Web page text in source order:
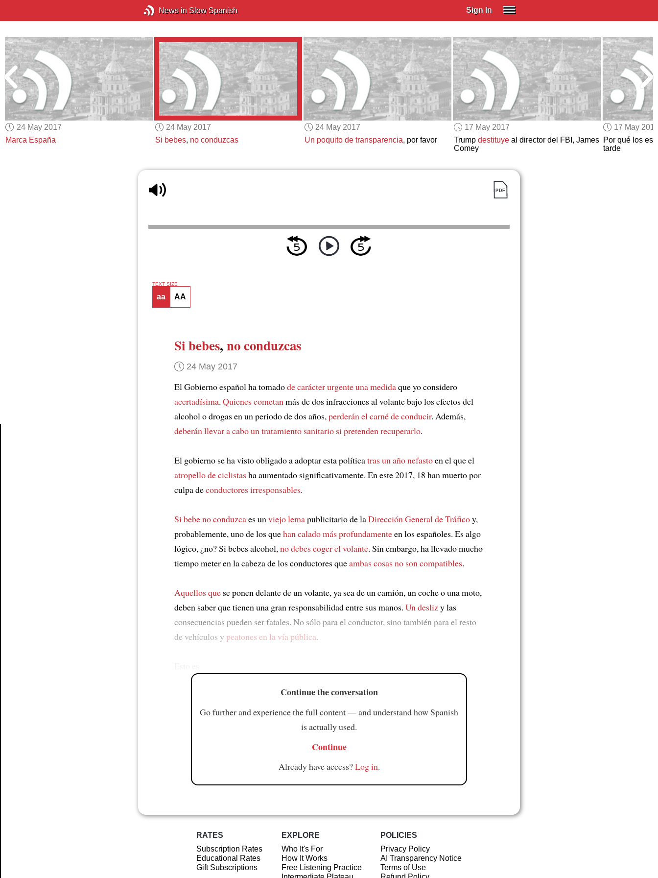
News in Slow Spanish Sign In
Spanish (Spain)
Spanish (Latino)
SUBSCRIBE
EDUCATIONAL LICENSES
GIFT CARDS
OTHER LANGUAGES
24 May 2017
Marca España
24 May 2017
Si bebes, no conduzcas
24 May 2017
Un poquito de transparencia, por favor
17 May 2017
Trump destituyeal director del FBI, James
Comey
17 May
Por qué los
tarde
TEXT SIZE
aa AA
Si bebes, no conduzcas
24 May 2017
El Gobierno español ha tomadode carácter urgente una medidaque yo considero
acertadísima. Quienes cometan más de dos infracciones al volante bajo los efectos del
alcohol o drogas en un periodo de dos años, perderán el carné de conducir. Además,
deberán llevar a caboun tratamiento sanitario si pretenden recuperarlo.
El gobierno se ha visto obligado a adoptar esta políticatras un año nefastoen el que el
atropello de ciclistasha aumentado significativamente. En este 2017, 18 han muerto por
culpa deconductores irresponsables.
Si bebe no conduzcaes un viejo lemapublicitario de laDirección General de Tráficoy,
probablemente, uno de los quehan calado más profundamenteen los españoles. Es algo
lógico, ¿no? Si bebes alcohol, no debes coger el volante. Sin embargo, ha llevado mucho
tiempo meter en la cabeza de los conductores queambas cosas no son compatibles.
Aquellos que se ponen delante de un volante, ya sea de un camión, un coche o una moto,
deben saber que tienen una gran responsabilidad entre sus manos. Un deslizy las
consecuencias pueden ser fatales. No sólo para el conductor, sino también para el resto
de vehículos y peatones en la vía pública.
Continue the conversation
Go further and experience the full content — and understand how Spanish
is actually used.
Continue
Already have access?Log in.
RATES
Subscription Rates
Educational Rates
Gift Subscriptions
EXPLORE
Who It's For
How It Works
Free Listening Practice
POLICIES
Privacy Policy
AI Transparency Notice
Terms of Use